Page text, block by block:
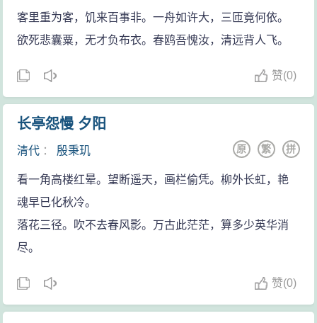
客里重为客，饥来百事非。一舟如许大，三匝竟何依。
欲死悲囊粟，无才负布衣。春鸥吾愧汝，清远背人飞。
赞(0)
长亭怨慢 夕阳
清代 ： 殷秉玑 拼
繁
原
看一角高楼红晕。望断遥天，画栏偷凭。柳外长虹，艳
魂早已化秋冷。
落花三径。吹不去春风影。万古此茫茫，算多少英华消
尽。
赞(0)